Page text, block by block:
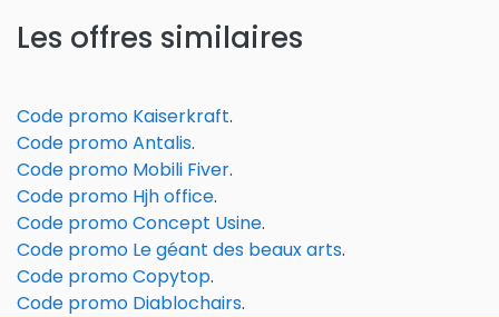
Les offres similaires
Code promo Kaiserkraft.
Code promo Antalis.
Code promo Mobili Fiver.
Code promo Hjh office.
Code promo Concept Usine.
Code promo Le géant des beaux arts.
Code promo Copytop.
Code promo Diablochairs.